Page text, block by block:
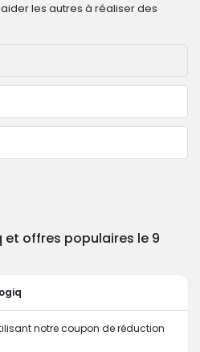
les autres à réaliser des
offres populaires le 9
notre coupon de réduction